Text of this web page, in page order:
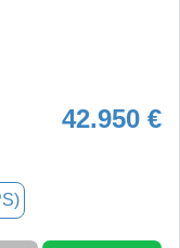
42.950 €